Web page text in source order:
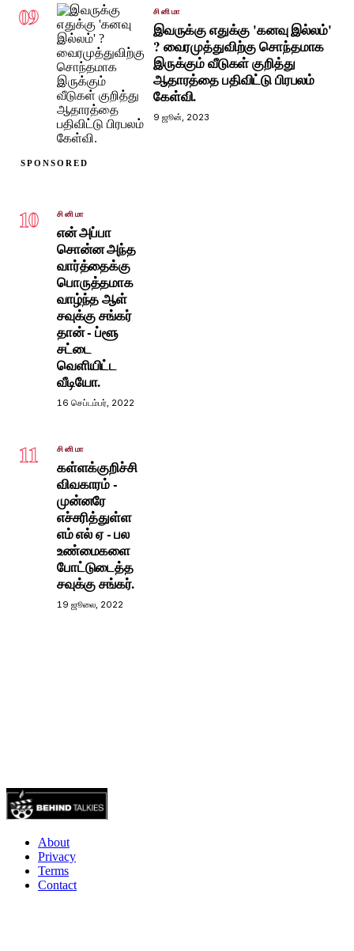
09 சினிமா
இவருக்கு எதுக்கு 'கனவு இல்லம்'
? வைரமுத்துவிற்கு சொந்தமாக
இருக்கும் வீடுகள் குறித்து
ஆதாரத்தை பதிவிட்டு பிரபலம்
கேள்வி.
9 ஜூன், 2023
SPONSORED
10 சினிமா
என் அப்பா
சொன்ன அந்த
வார்த்தைக்கு
பொருத்தமாக
வாழ்ந்த ஆள்
சவுக்கு சங்கர்
தான் - ப்ளூ
சட்டை
வெளியிட்ட
வீடியோ.
16 செப்டம்பர், 2022
11 சினிமா
கள்ளக்குறிச்சி
விவகாரம் -
முன்னரே
எச்சரித்துள்ள
எம் எல் ஏ - பல
உண்மைகளை
போட்டுடைத்த
சவுக்கு சங்கர்.
19 ஜூலை, 2022
About
Privacy
Terms
Contact